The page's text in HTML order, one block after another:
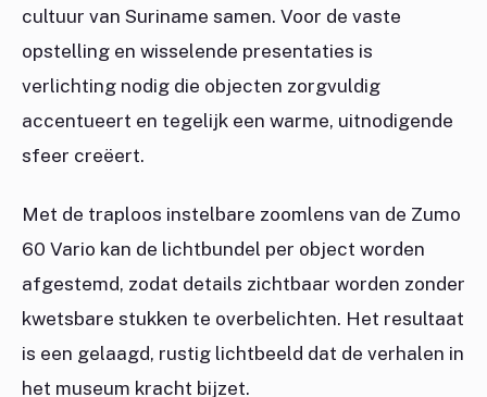
cultuur van Suriname samen. Voor de vaste
opstelling en wisselende presentaties is
verlichting nodig die objecten zorgvuldig
accentueert en tegelijk een warme, uitnodigende
sfeer creëert.
Met de traploos instelbare zoomlens van de Zumo
60 Vario kan de lichtbundel per object worden
afgestemd, zodat details zichtbaar worden zonder
kwetsbare stukken te overbelichten. Het resultaat
is een gelaagd, rustig lichtbeeld dat de verhalen in
het museum kracht bijzet.